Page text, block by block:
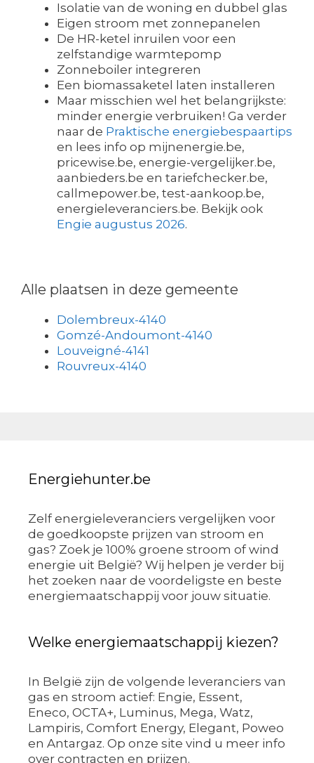
Isolatie van de woning en dubbel glas
Eigen stroom met zonnepanelen
De HR-ketel inruilen voor een
zelfstandige warmtepomp
Zonneboiler integreren
Een biomassaketel laten installeren
Maar misschien wel het belangrijkste:
minder energie verbruiken! Ga verder
naar de Praktische energiebespaartips
en lees info op mijnenergie.be,
pricewise.be, energie-vergelijker.be,
aanbieders.be en tariefchecker.be,
callmepower.be, test-aankoop.be,
energieleveranciers.be. Bekijk ook
Engie augustus 2026.
Alle plaatsen in deze gemeente
Dolembreux-4140
Gomzé-Andoumont-4140
Louveigné-4141
Rouvreux-4140
Energiehunter.be
Zelf energieleveranciers vergelijken voor
de goedkoopste prijzen van stroom en
gas? Zoek je 100% groene stroom of wind
energie uit België? Wij helpen je verder bij
het zoeken naar de voordeligste en beste
energiemaatschappij voor jouw situatie.
Welke energiemaatschappij kiezen?
In België zijn de volgende leveranciers van
gas en stroom actief: Engie, Essent,
Eneco, OCTA+, Luminus, Mega, Watz,
Lampiris, Comfort Energy, Elegant, Poweo
en Antargaz. Op onze site vind u meer info
over contracten en prijzen.